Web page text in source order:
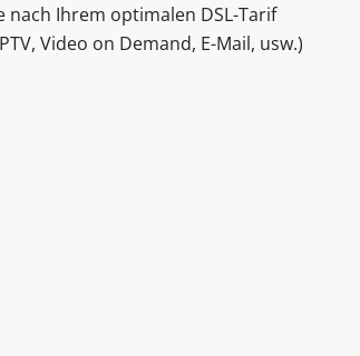
nach Ihrem optimalen DSL-Tarif
Video on Demand, E-Mail, usw.)